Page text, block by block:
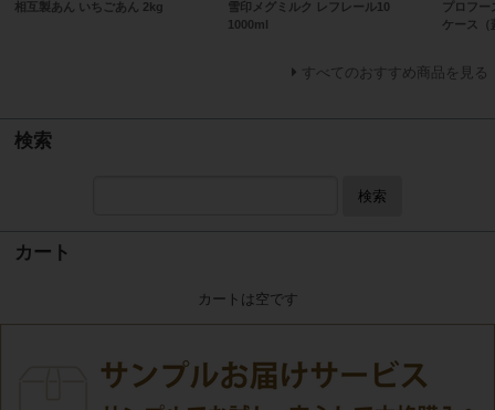
相互製あん いちごあん 2kg
雪印メグミルク レフレール10
1000ml
プロフー
ケース（
すべてのおすすめ商品を見る
検索
検索
カート
カートは空です